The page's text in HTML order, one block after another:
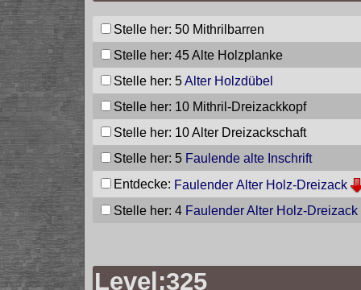
Stelle her: 50 Mithrilbarren
Stelle her: 45Alte Holzplanke
Stelle her: 5Alter Holzdübel
Stelle her: 10 Mithril-Dreizackkopf
Stelle her: 10Alter Dreizackschaft
Stelle her: 5 Faulende alte Inschrift
Entdecke: Faulender Alter Holz-Dreizack
Stelle her: 4 Faulender Alter Holz-Dreizack
Level:325